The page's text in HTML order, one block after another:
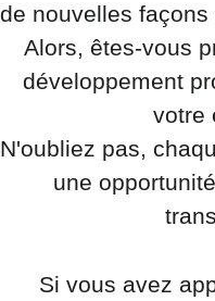
de nouvelles
Alors, êtes-vous
développement
votre
N'oubliez pas,
une
Si vous avez